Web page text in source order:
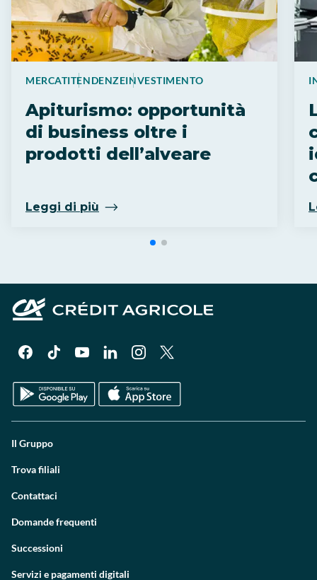
MERCATITENDENZEINVESTIMENTO
Apiturismo: opportunità
di business oltre i
prodotti dell’alveare
Leggi di più
Il Gruppo
Trova filiali
Contattaci
Domande frequenti
Successioni
Servizi e pagamenti digitali